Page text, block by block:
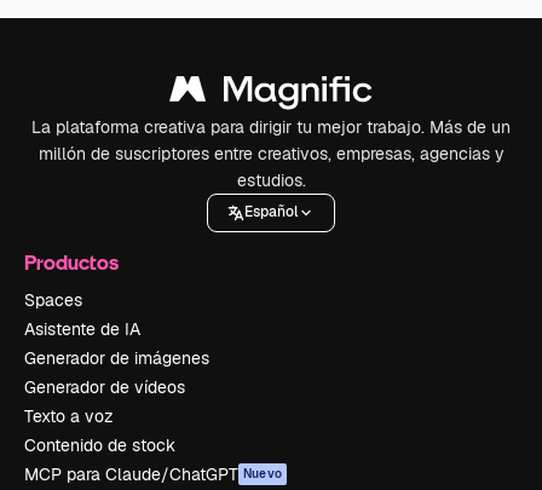
La plataforma creativa para dirigir tu mejor trabajo. Más de un
millón de suscriptores entre creativos, empresas, agencias y
estudios.
Español
Productos
Spaces
Asistente de IA
Generador de imágenes
Generador de vídeos
Texto a voz
Contenido de stock
MCP para Claude/ChatGPT Nuevo